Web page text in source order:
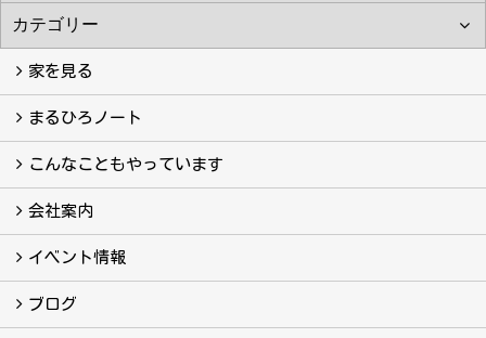
家を見る
フォトギャラリー
現場レポート
完工事例
お客様の声
まるひろノート
真っ直ぐの家づくり
自慢の大工たち
こだわりの自然素材
快適な家のエッセンス
注文住宅ができるまで
こんなこともやっています
こんなこともやっています
会社案内
会社案内
まるひろの人
スタッフ紹介
プライバシーポリシー
イベント情報
イベント予告
イベント報告
ブログ